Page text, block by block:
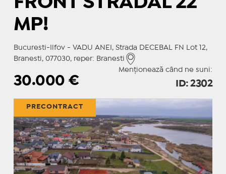
MP!
Bucuresti-Ilfov - VADU ANEI, Strada DECEBAL FN Lot 12,
Branesti, 077030, reper: Branesti
Menționează când ne suni:
30.000€ ID: 2302
PRECONTRACT